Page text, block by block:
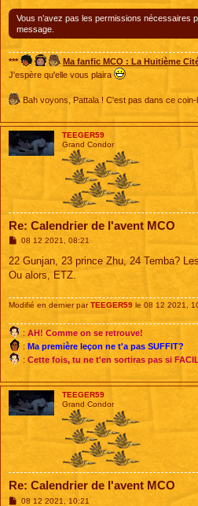
Vous n’avez pas les permissions nécessaires
message.
*** Ma fanfic MCO : La Huitième
J'espère qu'elle vous plaira
Bah voyons, Pattala ! C'est pas dans ce coin-
TEEGER59
Grand Condor
Re: Calendrier de l'avent MCO
M
s
a
e
08 12 2021, 08:21
22 Gunjan, 23 prince Zhu, 24 Temba?
Ou alors, ETZ.
Modifié en dernier parTEEGER59 le 08 12 2021,
: AH! Comme on se retrouve!
: Ma première leçon ne t'a pas SUFFIT?
: Cette fois, tu ne t'en sortiras pas si
TEEGER59
Grand Condor
Re: Calendrier de l'avent MCO
M08 12 2021, 10:21